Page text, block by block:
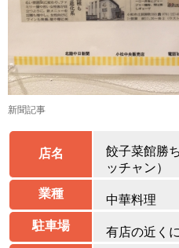
新聞記事
店名
餃子菜館勝
ッチャン）
業種
中華料理
駐車場
有店の近く